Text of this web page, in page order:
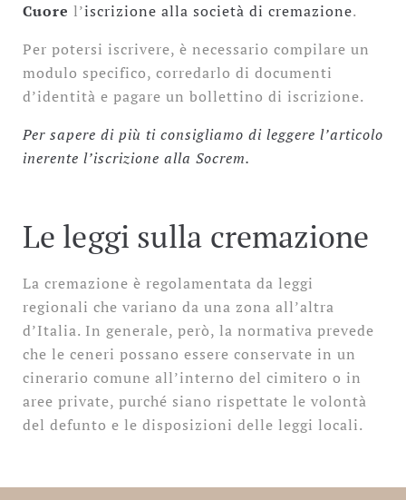
Cuore l’iscrizione alla società di cremazione.
Per potersi iscrivere, è necessario compilare un
modulo specifico, corredarlo di documenti
d’identità e pagare un bollettino di iscrizione.
Per sapere di più ti consigliamo di leggere l’articolo
inerente l’iscrizione alla Socrem.
Le leggi sulla cremazione
La cremazione è regolamentata da leggi
regionali che variano da una zona all’altra
d’Italia. In generale, però, la normativa prevede
che le ceneri possano essere conservate in un
cinerario comune all’interno del cimitero o in
aree private, purché siano rispettate le volontà
del defunto e le disposizioni delle leggi locali.